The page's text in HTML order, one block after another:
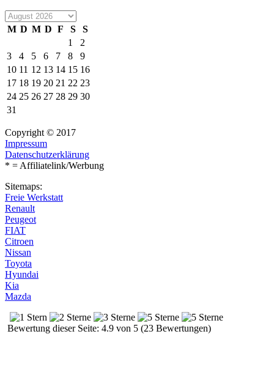
M D M D F S
S
1
2
3
4 5 6 7 8
9
10 11 12 13 14 15 16
17 18 19 20 21 22 23
24 25 26 27 28 29 30
31
Copyright © 2017
Impressum
Datenschutzerklärung
* = Affiliatelink/Werbung
Sitemaps:
Freie Werkstatt
Renault
Peugeot
FIAT
Citroen
Nissan
Toyota
Hyundai
Kia
Mazda
Bewertung dieser Seite: 4.9 von 5 (23 Bewertungen)